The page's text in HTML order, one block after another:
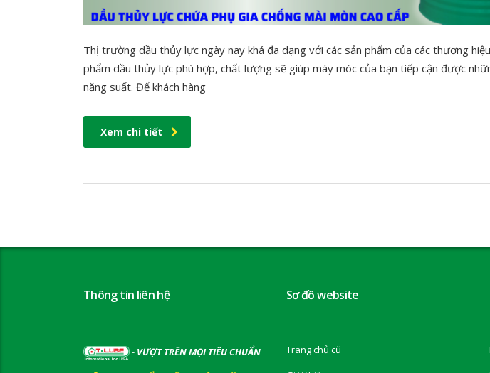
Thị trường dầu thủy lực ngày nay khá đa dạng với các sản phẩm của các thương
phẩm dầu thủy lực phù hợp, chất lượng sẽ giúp máy móc của bạn tiếp cận được
năng suất. Để khách hàng
Xem chi tiết
Thông tin liên hệ
- VƯỢT TRÊN MỌI TIÊU CHUẨN
Sơ đồ website
Trang chủ cũ